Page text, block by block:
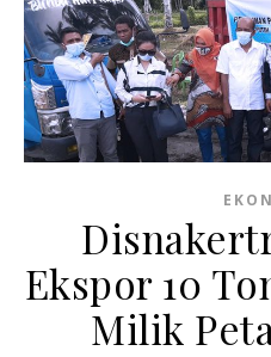
Ekspor 10
Milik